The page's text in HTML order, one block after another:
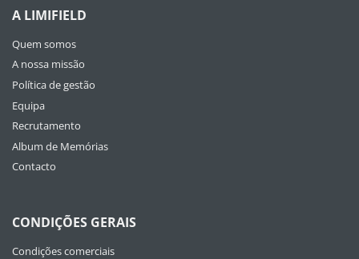
A LIMIFIELD
Quem somos
A nossa missão
Política de gestão
Equipa
Recrutamento
Album de Memórias
Contacto
CONDIÇÕES GERAIS
Condições comerciais